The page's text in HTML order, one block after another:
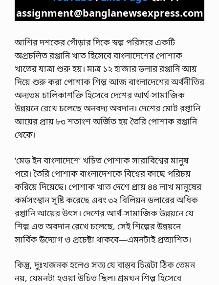
assignment@banglanewsexpress.com
আশির দশকের গোঁড়ার দিকে স্বল্প পরিসরে একটি
অপ্রচলিত রপ্তানি খাত হিসেবে বাংলাদেশের পোশাক
খাতের যাত্রা শুরু হয়। মাত্র ১২ হাজার ডলার রপ্তানি আয়
দিয়ে শুরু করা পোশাক শিল্প আজ বাংলাদেশের অর্থনীতির
অন্যতম চালিকাশক্তি হিসেবে দেশের আর্থ-সামাজিক
উন্নয়নে রেখে চলেছে অনবদ্য অবদান। দেশের মোট রপ্তানি
আয়ের প্রায় ৮৩ শতাংশ অর্জিত হয় তৈরি পোশাক রপ্তানি
থেকে।
‘মেড ইন বাংলাদেশে’ খচিত পোশাক সারাবিশ্বের মানুষ
পরে। তৈরি পোশাক বাংলাদেশকে বিশ্বের কাছে পরিচয়
করিয়ে দিয়েছে। পোশাক খাত দেশে প্রায় ৪৪ লাখ মানুষের
কর্মসংস্থান সৃষ্টি করেছে এবং ৩২ বিলিয়ন ডলারের অধিক
রপ্তানি আয়ের উৎস। দেশের আর্থ-সামাজিক উন্নয়নে যে
শিল্প এত অবদান রেখে চলেছে, সেই শিল্পের উন্নয়নে
সার্বিক উদ্যোগ ও প্রচেষ্টা থাকবে—এমনটাই প্রত্যাশিত।
কিন্তু, দুঃখজনক হলেও সত্য যে বাস্তব চিত্রটা ঠিক তেমন
নয়, যেমনটা হওয়া উচিত ছিল। শ্রমঘন শিল্প হিসেবে